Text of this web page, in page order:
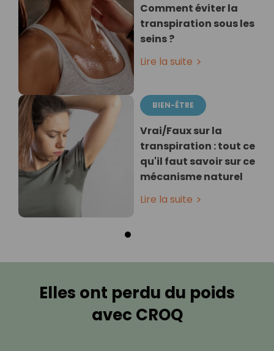
Comment éviter la
transpiration sous les
seins ?
Lire la suite
BIEN-ÊTRE
Vrai/Faux sur la
transpiration : tout ce
qu'il faut savoir sur ce
mécanisme naturel
Lire la suite
Elles ont perdu du poids
avec CROQ